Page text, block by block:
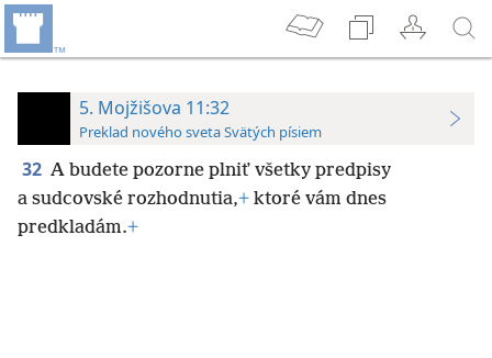
5. Mojžišova 11:32
Preklad nového sveta Svätých písiem
32 A budete pozorne plniť všetky predpisy
a sudcovské rozhodnutia,+ ktoré vám dnes
predkladám.+